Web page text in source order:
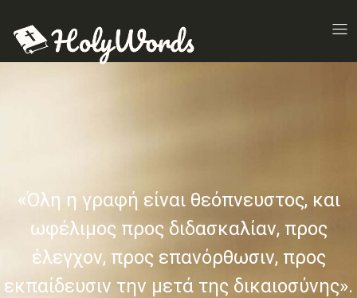
«Όλη η γραφή είναι θεόπνευστος, και
ωφέλιμος προς διδασκαλίαν, προς
έλεγχον, προς επανόρθωσιν, προς
εκπαίδευσιν την μετά της δικαιοσύνης».